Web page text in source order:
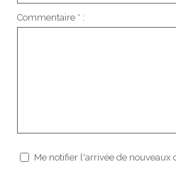
Commentaire * :
Me notifier l'arrivée de nouveaux